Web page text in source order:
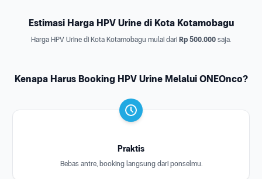
Estimasi Harga HPV Urine di Kota Kotamobagu
Harga HPV Urine di Kota Kotamobagu mulai dari Rp 500.000 saja.
Kenapa Harus Booking HPV Urine Melalui ONEOnco?
Praktis
Bebas antre, booking langsung dari ponselmu.